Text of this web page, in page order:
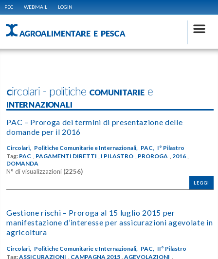
PEC WEBMAIL LOGIN
AGROALIMENTARE E PESCA
Circolari - politiche COMUNITARIE e
INTERNAZIONALI
PAC – Proroga dei termini di presentazione delle
domande per il 2016
Circolari, Politiche Comunitarie e Internazionali, PAC, I° Pilastro
Tag: PAC , PAGAMENTI DIRETTI , I PILASTRO , PROROGA , 2016 ,
DOMANDA
N° di visualizzazioni (2256)
LEGGI
Gestione rischi – Proroga al 15 luglio 2015 per
manifestazione d’interesse per assicurazioni agevolate in
agricoltura
Circolari, Politiche Comunitarie e Internazionali, PAC,
II° Pilastro
Tag:ASSICURAZIONI CAMPAGNA 2015 ,AGEVOLAZIONI